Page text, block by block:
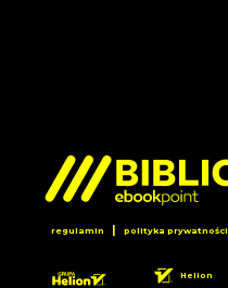
regulamin | polityka prywatności
Helion